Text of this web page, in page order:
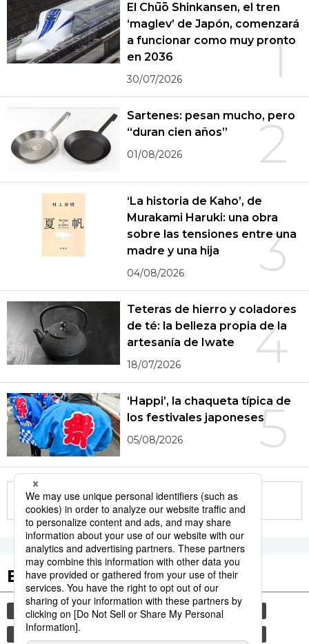
1
El Chūō Shinkansen, el tren
‘maglev’ de Japón, comenzará
a funcionar como muy pronto
en 2036
30/07/2026
2
Sartenes: pesan mucho, pero
“duran cien años”
01/08/2026
3
‘La historia de Kaho’, de
Murakami Haruki: una obra
sobre las tensiones entre una
madre y una hija
04/08/2026
4
Teteras de hierro y coladores
de té: la belleza propia de la
artesanía de Iwate
18/07/2026
5
‘Happi’, la chaqueta típica de
los festivales japoneses
05/08/2026
More in this series
Etiquetas destacadas
cultura sociedad vida
gastronomía
jiji press